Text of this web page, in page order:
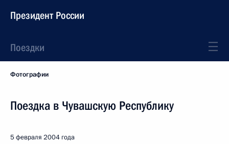
Президент России
Поездки
Фотографии
Поездка в Чувашскую Республику
5 февраля 2004 года